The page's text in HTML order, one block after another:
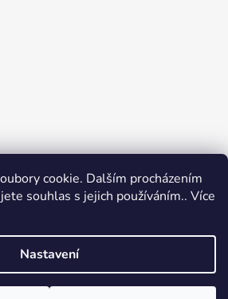
cookie. Dalším procházením
souhlas s jejich používáním.. Více
Nastavení
Vytvořil Shoptet